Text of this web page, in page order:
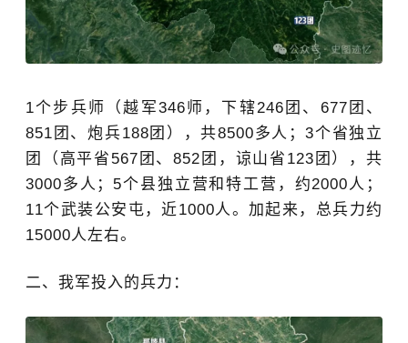
1个步兵师（越军346师，下辖246团、677团、
851团、炮兵188团），共8500多人；3个省独立
团（高平省567团、852团，谅山省123团），共
3000多人；5个县独立营和特工营，约2000人；
11个武装公安屯，近1000人。加起来，总兵力约
15000人左右。
二、我军投入的兵力：